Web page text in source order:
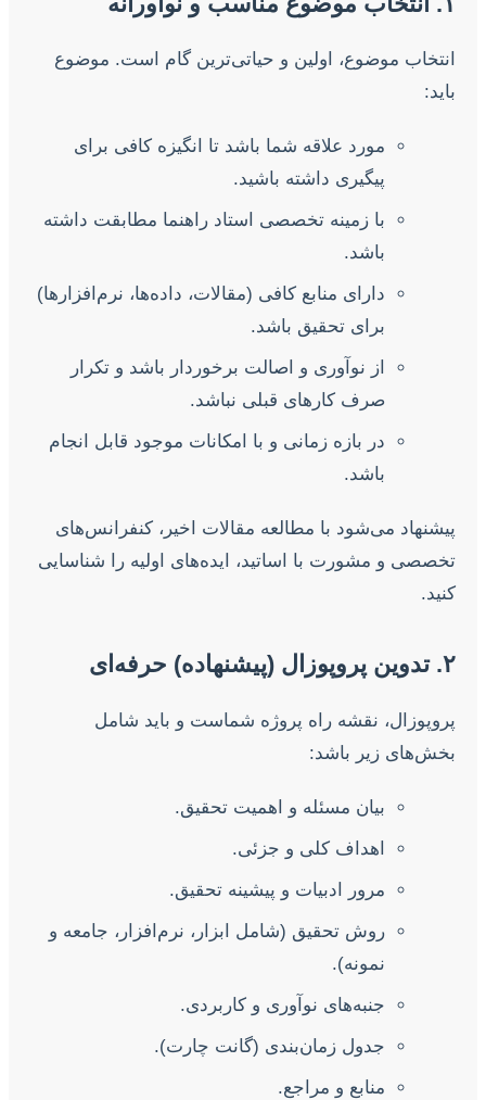
انتخاب موضوع، اولین و حیاتی‌ترین گام است. موضوع
باید:
مورد علاقه شما باشد تا انگیزه کافی برای
پیگیری داشته باشید.
با زمینه تخصصی استاد راهنما مطابقت داشته
باشد.
دارای منابع کافی (مقالات، داده‌ها، نرم‌افزارها)
برای تحقیق باشد.
از نوآوری و اصالت برخوردار باشد و تکرار
صرف کارهای قبلی نباشد.
در بازه زمانی و با امکانات موجود قابل انجام
باشد.
پیشنهاد می‌شود با مطالعه مقالات اخیر، کنفرانس‌های
تخصصی و مشورت با اساتید، ایده‌های اولیه را شناسایی
کنید.
۲. تدوین پروپوزال (پیشنهاده) حرفه‌ای
پروپوزال، نقشه راه پروژه شماست و باید شامل
بخش‌های زیر باشد:
بیان مسئله و اهمیت تحقیق.
اهداف کلی و جزئی.
مرور ادبیات و پیشینه تحقیق.
روش تحقیق (شامل ابزار، نرم‌افزار، جامعه و
نمونه).
جنبه‌های نوآوری و کاربردی.
جدول زمان‌بندی (گانت چارت).
منابع و مراجع.